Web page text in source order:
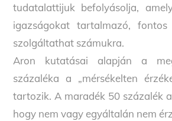
tudatalattijuk befolyásolja,
igazságokat tartalmazó,
szolgáltathat számukra.
Aron kutatásai alapján a
százaléka a „mérsékelten
tartozik. A maradék 50 százalék
hogy nem vagy egyáltalán nem